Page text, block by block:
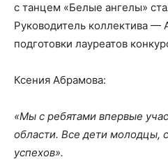
с танцем «Белые ангелы»
Руководитель коллектива —
подготовки лауреатов
Ксения Абрамова:
«Мы с ребятами впервые
области. Все дети молодцы,
успехов».